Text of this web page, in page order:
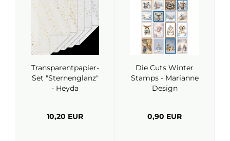
Transparentpapier-
Set "Sternenglanz"
- Heyda
10,20 EUR
Die Cuts Winter
Stamps - Marianne
Design
0,90 EUR